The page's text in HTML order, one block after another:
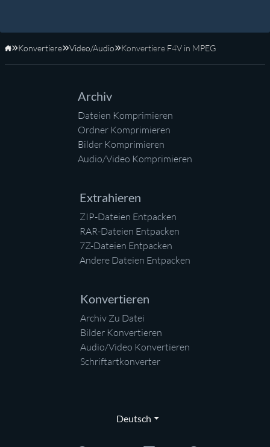
Startseite
Konvertiere Video/Audio Konvertiere F4V in MPEG
Archiv
Dateien Komprimieren
Ordner Komprimieren
Bilder Komprimieren
Audio/Video Komprimieren
Extrahieren
ZIP-Dateien Entpacken
RAR-Dateien Entpacken
7Z-Dateien Entpacken
Andere Dateien Entpacken
Konvertieren
Archiv Zu Datei
Bilder Konvertieren
Audio/Video Konvertieren
Schriftartkonverter
Deutsch